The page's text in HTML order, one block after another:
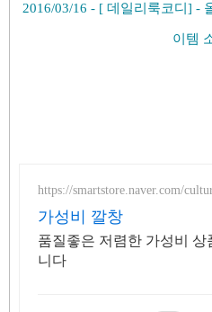
2016/03/16 - [ 데일리룩코디] -
이템
https://smartstore.naver.com/
가성비 깔창
품질좋은 저렴한 가성비
니다